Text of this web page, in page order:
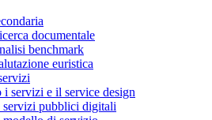
documentale
benchmark
euristica
i servizi e il service design
servizi pubblici digitali